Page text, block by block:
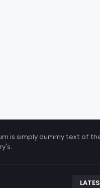
is simply dummy text of